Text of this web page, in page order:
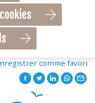
comme favori